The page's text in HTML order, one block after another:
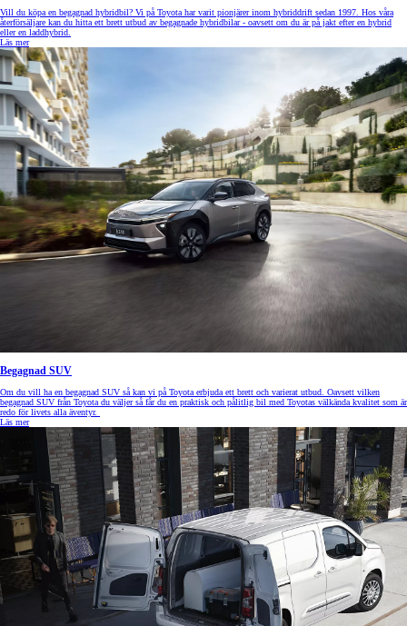
Vill du köpa en begagnad hybridbil? Vi på Toyota har varit pionjärer inom hybriddrift sedan 1997. Hos våra
återförsäljare kan du hitta ett brett utbud av begagnade hybridbilar - oavsett om du är på jakt efter en hybrid
eller en laddhybrid.
Läs mer
Begagnad SUV
Om du vill ha en begagnad SUV så kan vi på Toyota erbjuda ett brett och varierat utbud. Oavsett vilken
begagnad SUV från Toyota du väljer så får du en praktisk och pålitlig bil med Toyotas välkända kvalitet som är
redo för livets alla äventyr.
Läs mer